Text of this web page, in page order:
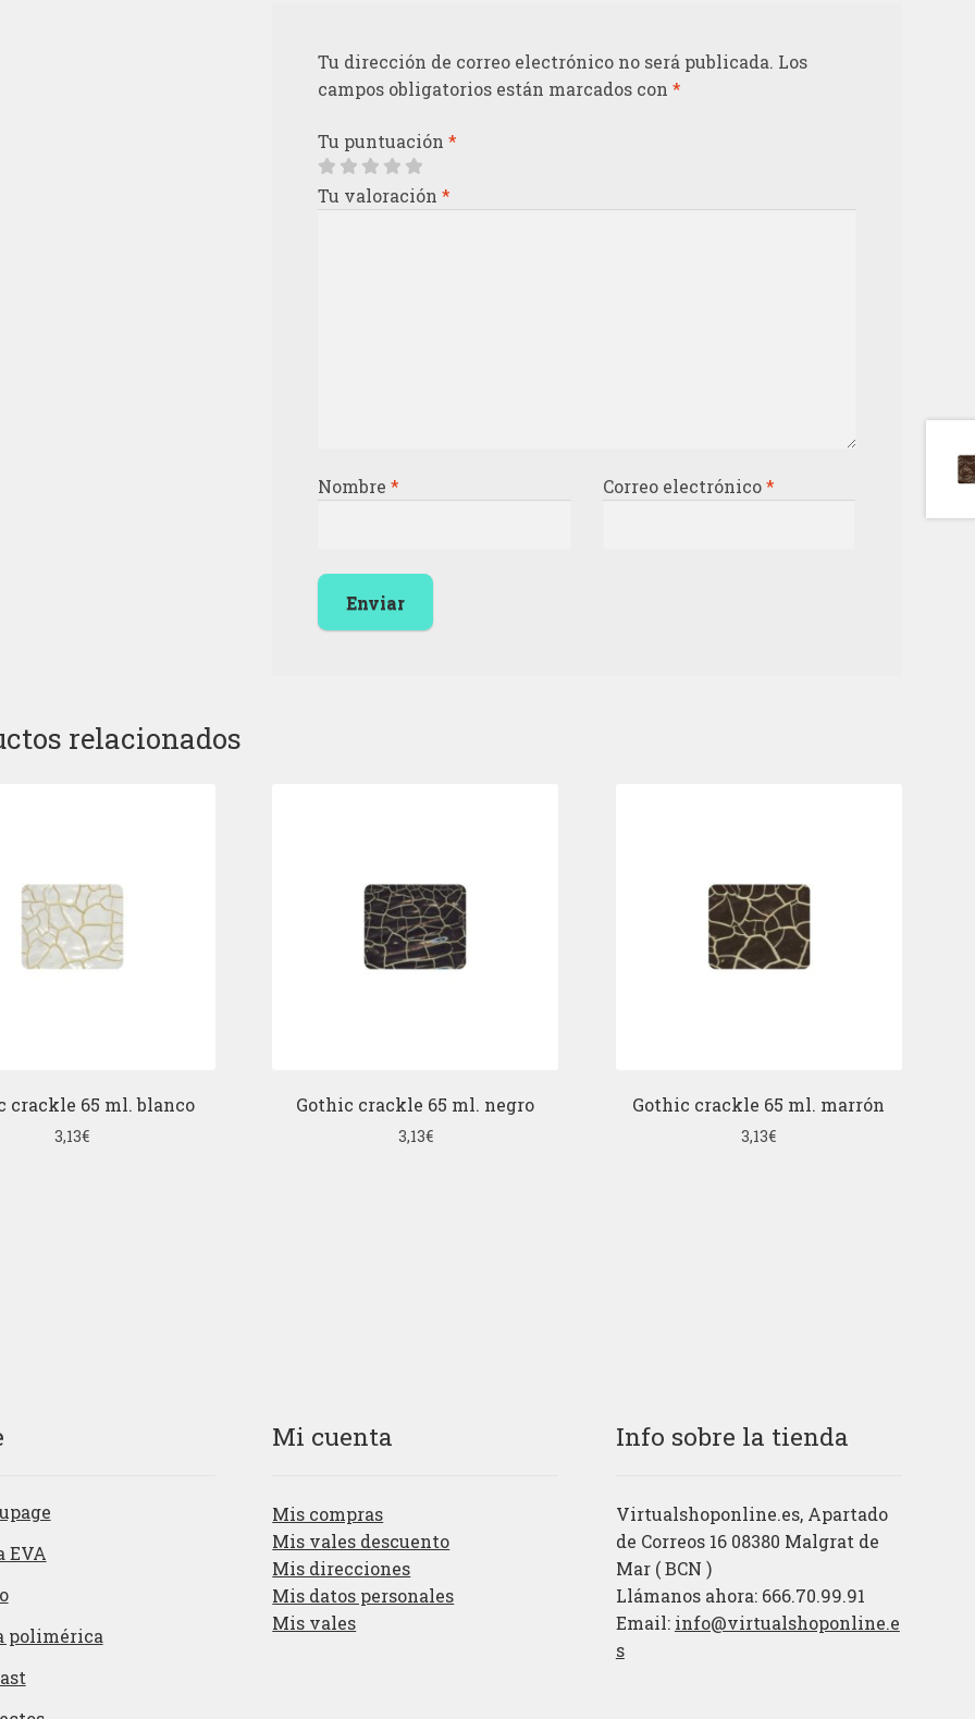
Tu dirección de correo electrónico no será publicada. Los
campos obligatorios están marcados con*
Tu puntuación*
Tu valoración*
Nombre* Correo electrónico*
relacionados
crackle 65 ml. blanco
3,13€
Gothic crackle 65 ml. negro
3,13€
Gothic crackle 65 ml. marrón
3,13€
EVA
polimérica
Mi cuenta
Mis compras
Mis vales descuento
Mis direcciones
Mis datos personales
Mis vales
Info sobre la tienda
Virtualshoponline.es, Apartado
de Correos 16 08380 Malgrat de
Mar ( BCN )
Llámanos ahora: 666.70.99.91
Email: info@virtualshoponline.e
s